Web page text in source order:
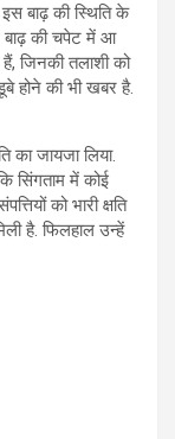
बाढ़ की स्थिति के
बाढ़ की चपेट में आ
जिनकी तलाशी को
होने की भी खबर है.
का जायजा लिया.
सिंगताम में कोई
को भारी क्षति
है. फिलहाल उन्हें